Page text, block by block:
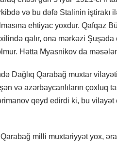
və bu dəfə Stalinin iştirakı
ehtiyac yoxdur. Qafqaz
qalır, ona mərkəzi
Hətta Myasnikov da
Dağlıq Qarabağ muxtar
və azərbaycanlıların çoxluq
qeyd edirdi ki, bu
milli muxtariyyət yox,